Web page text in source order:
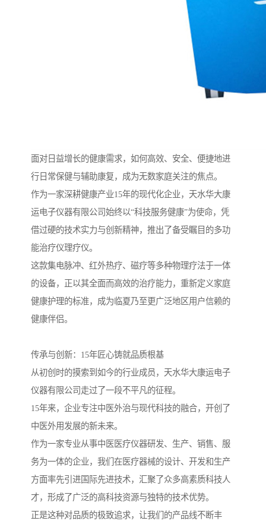
面对日益增长的健康需求，如何高效、安全、便捷地进
行日常保健与辅助康复，成为无数家庭关注的焦点。
作为一家深耕健康产业15年的现代化企业，天水华大康
运电子仪器有限公司始终以“科技服务健康”为使命，凭
借过硬的技术实力与创新精神，推出了备受瞩目的多功
能治疗仪理疗仪。
这款集电脉冲、红外热疗、磁疗等多种物理疗法于一体
的设备，正以其全面而高效的治疗能力，重新定义家庭
健康护理的标准，成为临夏乃至更广泛地区用户信赖的
健康伴侣。
传承与创新：15年匠心铸就品质根基
从初创时的摸索到如今的行业成员，天水华大康运电子
仪器有限公司走过了一段不平凡的征程。
15年来，企业专注中医外治与现代科技的融合，开创了
中医外用发展的新未来。
作为一家专业从事中医医疗仪器研发、生产、销售、服
务为一体的企业，我们在医疗器械的设计、开发和生产
方面率先引进国际先进技术，汇聚了众多高素质科技人
才，形成了广泛的高科技资源与独特的技术优势。
正是这种对品质的极致追求，让我们的产品线不断丰